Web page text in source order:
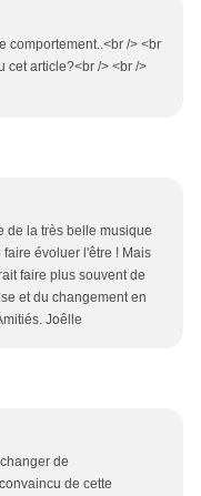
comportement..<br /> <br
cet article?<br /> <br />
de la très belle musique
évoluer l'être ! Mais
faire plus souvent de
et du changement en
Joêlle
de
de cette